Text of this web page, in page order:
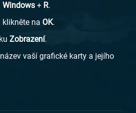
Windows + R.
klikněte na OK.
Zobrazení.
vaší grafické karty a jejího